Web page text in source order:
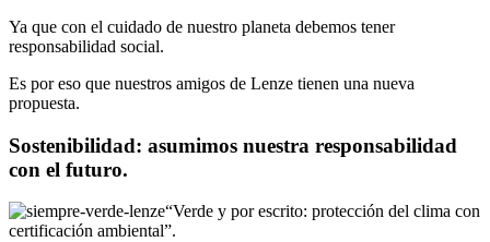
Ya que con el cuidado de nuestro planeta debemos tener
responsabilidad social.
Es por eso que nuestros amigos de Lenze tienen una nueva
propuesta.
Sostenibilidad: asumimos nuestra responsabilidad
con el futuro.
“Verde y por escrito: protección del clima con
certificación ambiental”.